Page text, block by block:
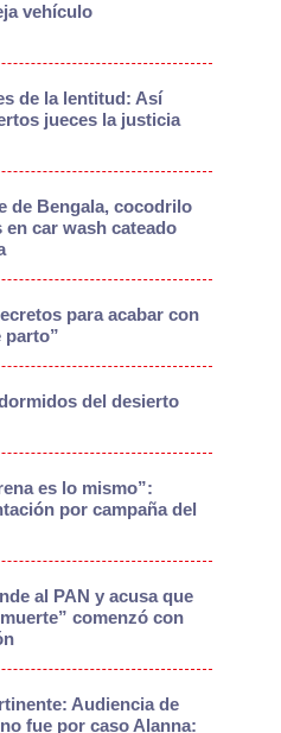
vehículo
de la lentitud: Así
jueces la justicia
de Bengala, cocodrilo
car wash cateado
para acabar con
parto”
del desierto
es lo mismo”:
por campaña del
al PAN y acusa que
comenzó con
Audiencia de
fue por caso Alanna: